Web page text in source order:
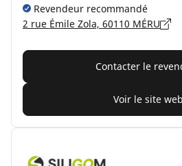
Revendeur recommandé
2 rue Émile Zola, 60110 MÉRU
Contacter le
Voir le site web